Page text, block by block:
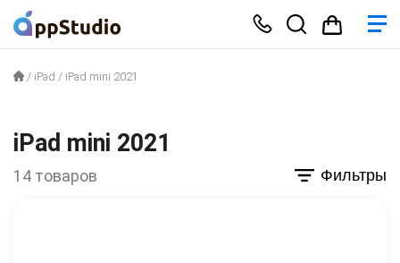
/ iPad / iPad mini 2021
iPad mini 2021
14 товаров Фильтры